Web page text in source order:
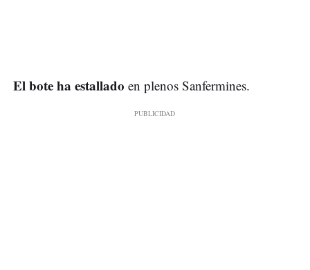
El bote ha estallado en plenos Sanfermines.